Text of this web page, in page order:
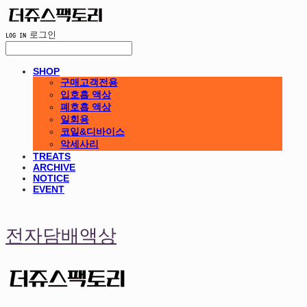
LOG IN 로그인
SHOP
구매고객전용
입호흡 액상
폐호흡 액상
일회용
코일&디바이스
악세사리
TREATS
ARCHIVE
NOTICE
EVENT
전자담배액상